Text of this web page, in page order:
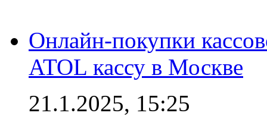
Онлайн-покупки
ATOL кассу в Москве
21.1.2025, 15:25